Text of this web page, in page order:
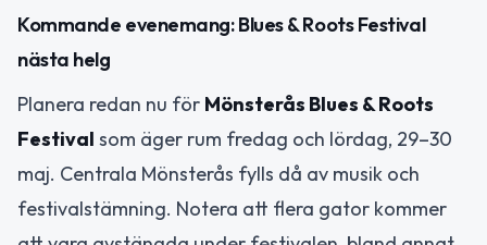
Kommande evenemang: Blues & Roots Festival
nästa helg
Planera redan nu för Mönsterås Blues & Roots
Festival som äger rum fredag och lördag, 29–30
maj. Centrala Mönsterås fylls då av musik och
festivalstämning. Notera att flera gator kommer